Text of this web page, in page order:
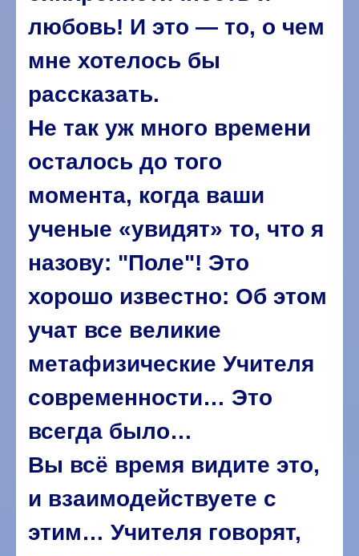
любовь! И это — то, о чем
мне хотелось бы
рассказать.
Не так уж много времени
осталось до того
момента, когда ваши
ученые «увидят» то, что я
назову: "Поле"! Это
хорошо известно: Об этом
учат все великие
метафизические Учителя
современности… Это
всегда было…
Вы всё время видите это,
и взаимодействуете с
этим… Учителя говорят,